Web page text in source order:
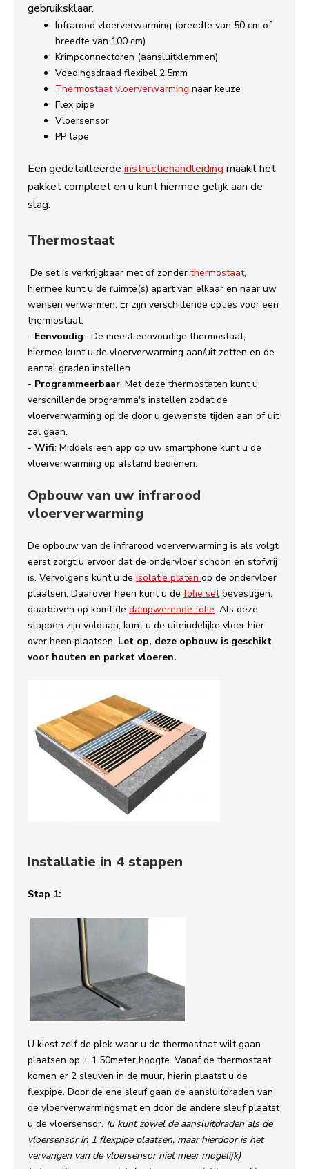
gebruiksklaar.
Infrarood vloerverwarming (breedte van 50 cm of
breedte van 100 cm)
Krimpconnectoren (aansluitklemmen)
Voedingsdraad flexibel 2,5mm
Thermostaat vloerverwarming naar keuze
Flex pipe
Vloersensor
PP tape
Een gedetailleerde instructiehandleiding maakt het
pakket compleet en u kunt hiermee gelijk aan de
slag.
Thermostaat
De set is verkrijgbaar met of zonder thermostaat,
hiermee kunt u de ruimte(s) apart van elkaar en naar uw
wensen verwarmen. Er zijn verschillende opties voor een
thermostaat:
- Eenvoudig: De meest eenvoudige thermostaat,
hiermee kunt u de vloerverwarming aan/uit zetten en de
aantal graden instellen.
- Programmeerbaar: Met deze thermostaten kunt u
verschillende programma's instellen zodat de
vloerverwarming op de door u gewenste tijden aan of uit
zal gaan.
- Wifi: Middels een app op uw smartphone kunt u de
vloerverwarming op afstand bedienen.
Opbouw van uw infrarood
vloerverwarming
De opbouw van de infrarood voerverwarming is als volgt,
eerst zorgt u ervoor dat de ondervloer schoon en stofvrij
is. Vervolgens kunt u de isolatie platen op de ondervloer
plaatsen. Daarover heen kunt u de folie setbevestigen,
daarboven op komt de dampwerende folie. Als deze
stappen zijn voldaan, kunt u de uiteindelijke vloer hier
over heen plaatsen. Let op, deze opbouw is geschikt
voor houten en parket vloeren.
Installatie in 4 stappen
Stap 1:
U kiest zelf de plek waar u de thermostaat wilt gaan
plaatsen op ± 1.50meter hoogte. Vanaf de thermostaat
komen er 2 sleuven in de muur, hierin plaatst u de
flexpipe. Door de ene sleuf gaan de aansluitdraden van
de vloerverwarmingsmat en door de andere sleuf plaatst
u de vloersensor. (u kunt zowel de aansluitdraden als de
vloersensor in 1 flexpipe plaatsen, maar hierdoor is het
vervangen van de vloersensor niet meer mogelijk)